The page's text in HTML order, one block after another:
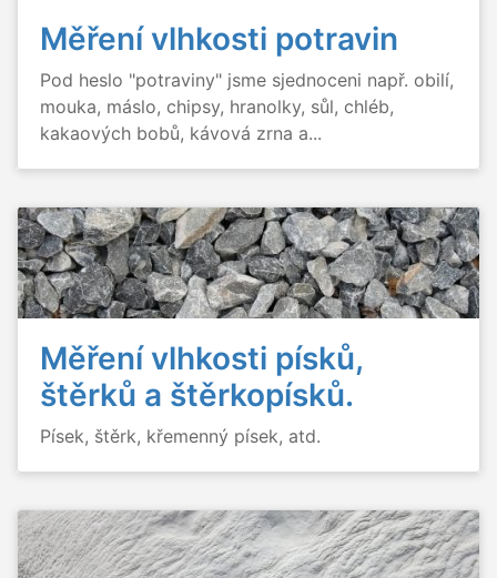
Měření vlhkosti potravin
Pod heslo "potraviny" jsme sjednoceni např. obilí,
mouka, máslo, chipsy, hranolky, sůl, chléb,
kakaových bobů, kávová zrna a...
Měření vlhkosti písků,
štěrků a štěrkopísků.
Písek, štěrk, křemenný písek, atd.